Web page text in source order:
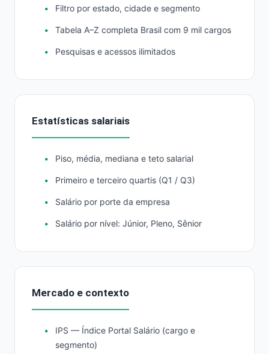
Filtro por estado, cidade e segmento
Tabela A–Z completa Brasil com 9 mil cargos
Pesquisas e acessos ilimitados
Estatísticas salariais
Piso, média, mediana e teto salarial
Primeiro e terceiro quartis (Q1 / Q3)
Salário por porte da empresa
Salário por nível: Júnior, Pleno, Sênior
Mercado e contexto
IPS — Índice Portal Salário (cargo e
segmento)